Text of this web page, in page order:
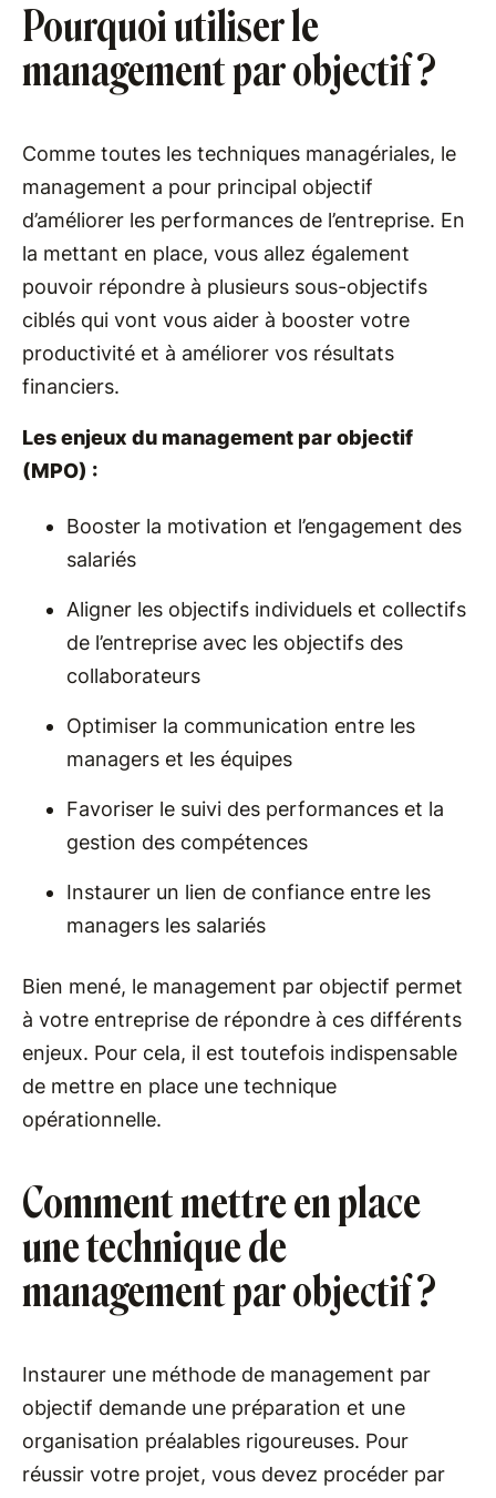
Pourquoi utiliser le
management par objectif ?
Comme toutes les techniques managériales, le
management a pour principal objectif
d’améliorer les performances de l’entreprise. En
la mettant en place, vous allez également
pouvoir répondre à plusieurs sous-objectifs
ciblés qui vont vous aider à booster votre
productivité et à améliorer vos résultats
financiers.
Les enjeux du management par objectif
(MPO) :
Booster la motivation et l’engagement des
salariés
Aligner les objectifs individuels et collectifs
de l’entreprise avec les objectifs des
collaborateurs
Optimiser la communication entre les
managers et les équipes
Favoriser le suivi des performances et la
gestion des compétences
Instaurer un lien de confiance entre les
managers les salariés
Bien mené, le management par objectif permet
à votre entreprise de répondre à ces différents
enjeux. Pour cela, il est toutefois indispensable
de mettre en place une technique
opérationnelle.
Comment mettre en place
une technique de
management par objectif ?
Instaurer une méthode de management par
objectif demande une préparation et une
organisation préalables rigoureuses. Pour
réussir votre projet, vous devez procéder par